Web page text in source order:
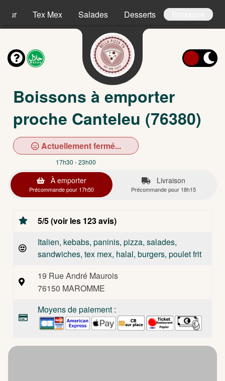
Tex Mex Salades Desserts
Boissons à emporter
proche Canteleu (76380)
Actuellement fermé...
17h30 - 23h00
À emporter
Précommande pour 17h50
Livraison
Précommande pour 18h15
5/5 (voir les 123 avis)
Italien, kebabs, paninis, pizza, salades,
sandwiches, tex mex, halal, burgers, poulet frit
19 Rue André Maurois
76150 MAROMME
Moyens de paiement :